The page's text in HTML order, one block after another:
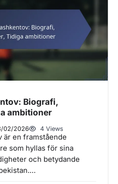
Biografi,
ambitioner
02/2026 4 Views
är en framstående
som hyllas för sina
och betydande